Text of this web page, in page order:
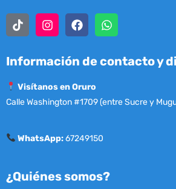
Información de contacto y
Visítanos en Oruro
Calle Washington #1709 (entre Sucre y
WhatsApp:67249150
¿Quiénes somos?